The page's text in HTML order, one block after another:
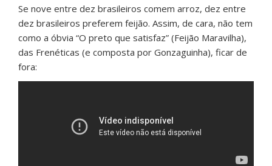
Se nove entre dez brasileiros comem arroz, dez entre
dez brasileiros preferem feijão. Assim, de cara, não tem
como a óbvia “O preto que satisfaz” (Feijão Maravilha),
das Frenéticas (e composta por Gonzaguinha), ficar de
fora: